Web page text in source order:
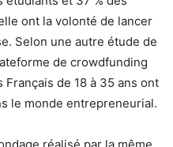
ont la volonté de lancer
Selon une autre étude de
de crowdfunding
de 18 à 35 ans ont
le monde entrepreneurial.